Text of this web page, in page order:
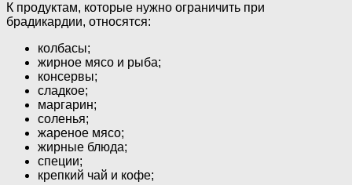
К продуктам, которые нужно ограничить при
брадикардии, относятся:
колбасы;
жирное мясо и рыба;
консервы;
сладкое;
маргарин;
соленья;
жареное мясо;
жирные блюда;
специи;
крепкий чай и кофе;